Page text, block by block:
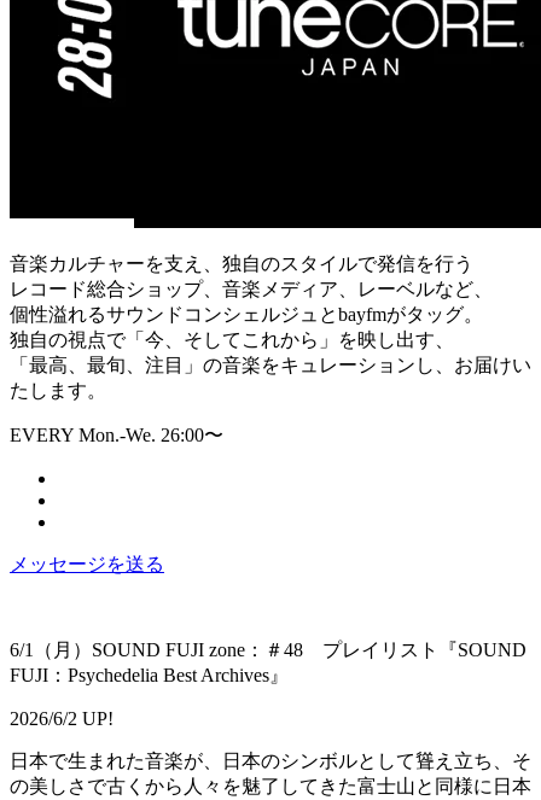
音楽カルチャーを支え、独自のスタイルで発信を行う
レコード総合ショップ、音楽メディア、レーベルなど、
個性溢れるサウンドコンシェルジュとbayfmがタッグ。
独自の視点で「今、そしてこれから」を映し出す、
「最高、最旬、注目」の音楽をキュレーションし、お届けい
たします。
EVERY Mon.-We. 26:00〜
メッセージを送る
6/1（月）SOUND FUJI zone：＃48 プレイリスト『SOUND
FUJI：Psychedelia Best Archives』
2026/6/2 UP!
日本で生まれた音楽が、日本のシンボルとして聳え立ち、そ
の美しさで古くから人々を魅了してきた富士山と同様に日本